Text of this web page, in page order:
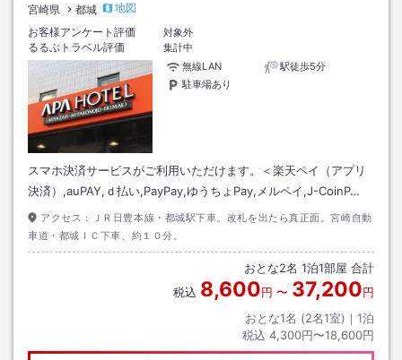
宮崎県 都城
地図
お客様アンケート評価
対象外
るるぶトラベル評価
集計中
無線LAN
駅徒歩5分
駐車場あり
スマホ決済サービスがご利用いただけます。＜楽天ペイ（アプリ
決済）,auPAY,ｄ払い,PayPay,ゆうちょPay,メルペイ,J-CoinP…
アクセス：
ＪＲ日豊本線・都城駅下車。改札を出たら真正面。宮崎自動
車道・都城ＩＣ下車、約１０分。
おとな2名 1泊1部屋 合計
税込 8,600円 〜 37,200円
おとな1名 (2名1室)｜ 1泊
税込 4,300円〜18,600円